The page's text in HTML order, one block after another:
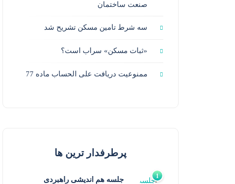
صنعت ساختمان
سه شرط تامین مسکن تشریح شد
«ثبات مسکن» سراب است؟
ممنوعیت دریافت علی الحساب ماده 77
پرطرفدار ترین ها
جلسه هم اندیشی راهبردی